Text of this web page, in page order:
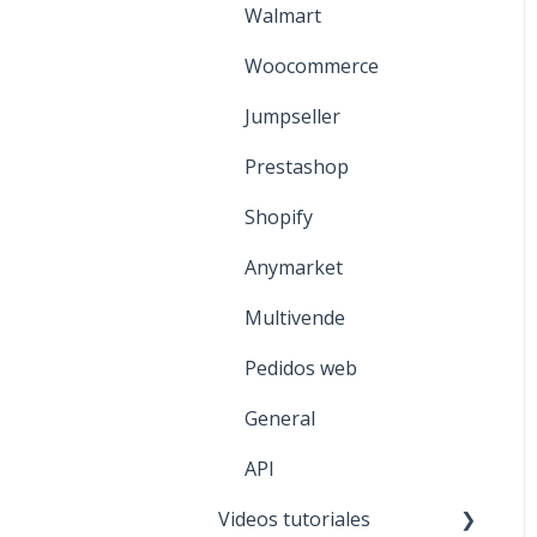
Formas de pago
Descuentos y listas de
Walmart
Woocommerce
Jumpseller
Prestashop
Shopify
Anymarket
Multivende
Pedidos web
General
API
Videos tutoriales